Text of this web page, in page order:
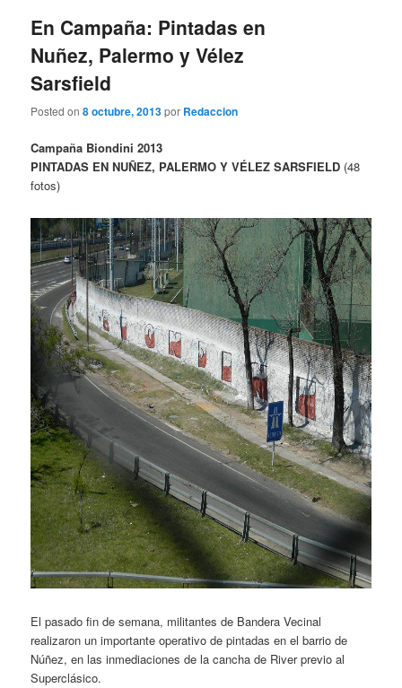
En Campaña: Pintadas en
Nuñez, Palermo y Vélez
Sarsfield
Posted on8 octubre, 2013por Redaccion
Campaña Biondini 2013
PINTADAS EN NUÑEZ, PALERMO Y VÉLEZ SARSFIELD (48
fotos)
El pasado fin de semana, militantes de Bandera Vecinal
realizaron un importante operativo de pintadas en el barrio de
Núñez, en las inmediaciones de la cancha de River previo al
Superclásico.